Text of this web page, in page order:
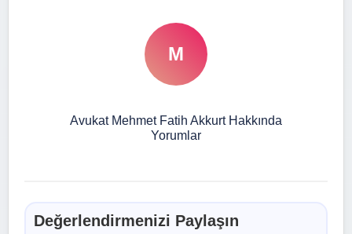
M
Avukat Mehmet Fatih Akkurt Hakkında
Yorumlar
Değerlendirmenizi Paylaşın